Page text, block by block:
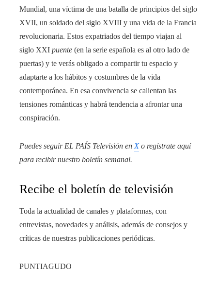
Mundial, una víctima de una batalla de principios del siglo
XVII, un soldado del siglo XVIII y una vida de la Francia
revolucionaria. Estos expatriados del tiempo viajan al
siglo XXI puente (en la serie española es al otro lado de
puertas) y te verás obligado a compartir tu espacio y
adaptarte a los hábitos y costumbres de la vida
contemporánea. En esa convivencia se calientan las
tensiones románticas y habrá tendencia a afrontar una
conspiración.
Puedes seguir EL PAÍS Televisión en Xo regístrate aquí
para recibirnuestro boletín semanal.
Recibe el boletín de televisión
Toda la actualidad de canales y plataformas, con
entrevistas, novedades y análisis, además de consejos y
críticas de nuestras publicaciones periódicas.
PUNTIAGUDO